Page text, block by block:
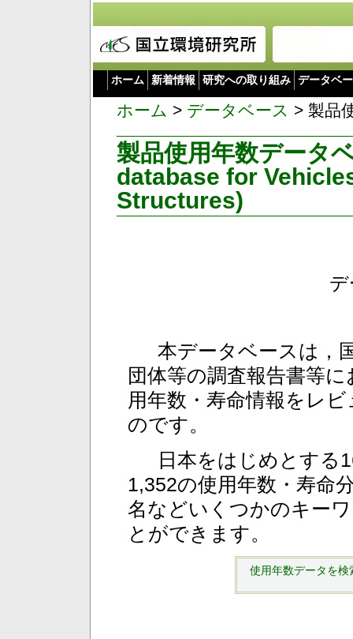
ホーム 新着情報 研究への取り組み データベ
ホーム > データベース > 製品
製品使用年数データ
database for
Structures)
デ
本データベースは，
団体等の調査報告書等
用年数・寿命情報をレ
のです。
日本をはじめとする
1,352の使用年数・寿命
名などいくつかのキー
とができます。
使用年数データを